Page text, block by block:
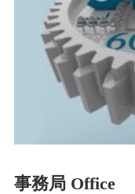
事務局 Office